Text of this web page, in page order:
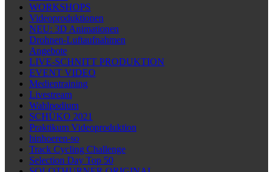
WORKSHOPS
Videoproduktionen
NEU: 3D Animationen
Drohnen-Luftaufnahmen
Angebote
LIVE-SCHNITT PRODUKTION
EVENT VIDEO
Medientraining
Livestream
Wahlpodium
SCHÜKO 2021
Praktikum Videoproduktion
hinhoeren-so
Track Cycling Challenge
Selection Day Top 50